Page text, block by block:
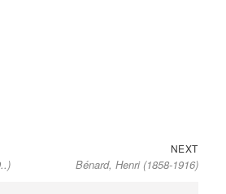
NEXTNext
post:
Bénard, Henri (1858-1916)